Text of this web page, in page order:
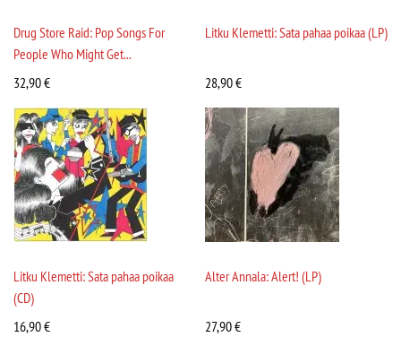
Drug Store Raid: Pop Songs For
People Who Might Get...
32,90€
Litku Klemetti: Sata pahaa poikaa (LP)
28,90€
Litku Klemetti: Sata pahaa poikaa
(CD)
16,90€
Alter Annala: Alert! (LP)
27,90€